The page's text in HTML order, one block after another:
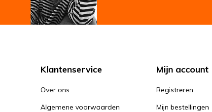
Klantenservice
Over ons
Algemene voorwaarden
Mijn account
Registreren
Mijn bestellingen